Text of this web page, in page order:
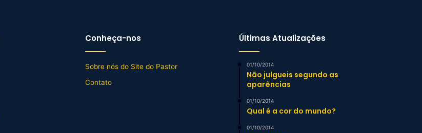
Conheça-nos
Sobre nós do Site do Pastor
Contato
Últimas Atualizações
01/10/2014
Não julgueis segundo as
aparências
01/10/2014
Qual é a cor do mundo?
01/10/2014